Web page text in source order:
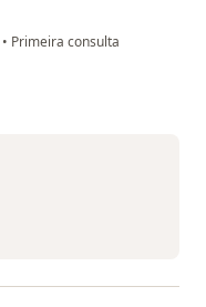
• Primeira consulta